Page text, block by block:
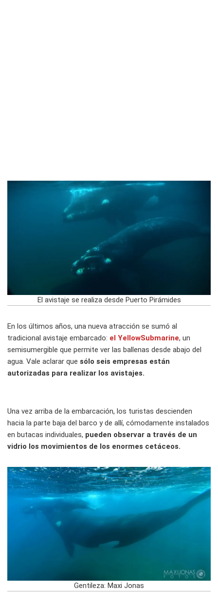
El avistaje se realiza desde Puerto Pirámides
En los últimos años, una nueva atracción se sumó al
tradicional avistaje embarcado: el YellowSubmarine, un
semisumergible que permite ver las ballenas desde abajo del
agua. Vale aclarar que sólo seis empresas están
autorizadas para realizar los avistajes.
Una vez arriba de la embarcación, los turistas descienden
hacia la parte baja del barco y de allí, cómodamente instalados
en butacas individuales, pueden observar a través de un
vidrio los movimientos de los enormes cetáceos.
Gentileza: Maxi Jonas